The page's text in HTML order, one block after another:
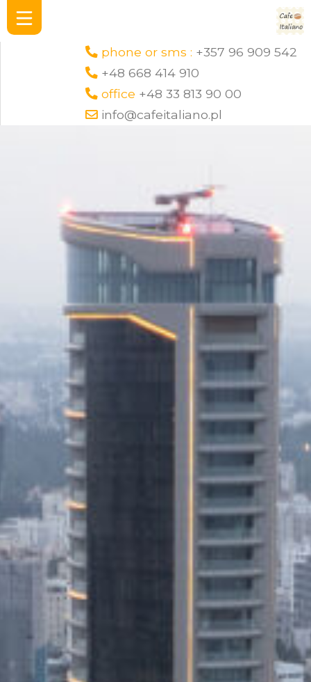
phone or sms : +357 96 909 542
+48 668 414 910
office +48 33 813 90 00
info@cafeitaliano.pl